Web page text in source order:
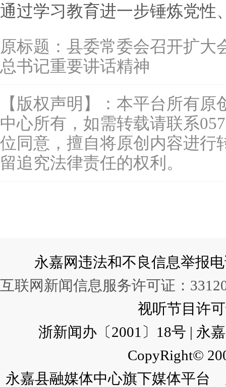
通过学习教育进一步锤炼党性
原标题： 县委常委会召开扩大
总书记重要讲话精神
【版权声明】：本平台所有
中心所有，如需转载请联系
位同意，擅自将原创内容进行
留追究法律责任的权利。
永嘉网违法和不良信息举报
互联网新闻信息服务许可证：
视听节目许
浙新闻办〔2001〕18号 | 永
CopyRight©
永嘉县融媒体中心旗下媒体平